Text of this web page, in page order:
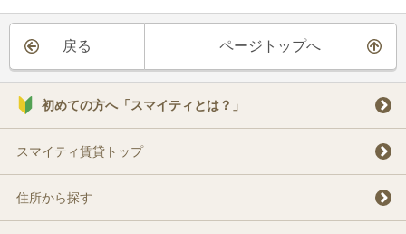
戻る ページトップへ
初めての方へ「スマイティとは？」
スマイティ賃貸トップ
住所から探す